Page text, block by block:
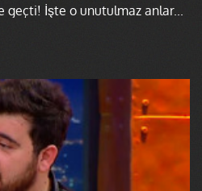
İşte o unutulmaz anlar...